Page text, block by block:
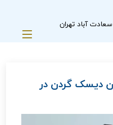
آباد تهران
دیسک گردن در